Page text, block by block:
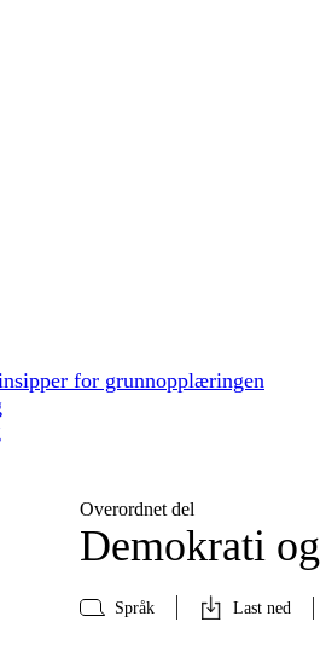
for grunnopplæringen
Overordnet del
Demokrati
Språk Last ned